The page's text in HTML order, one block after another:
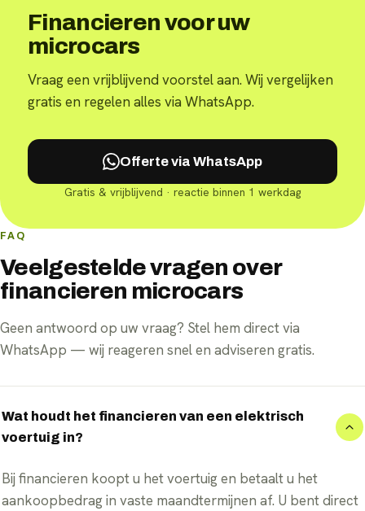
Financieren voor uw
microcars
Vraag een vrijblijvend voorstel aan. Wij vergelijken
gratis en regelen alles via WhatsApp.
Offerte via WhatsApp
Gratis & vrijblijvend · reactie binnen 1 werkdag
FAQ
Veelgestelde vragen over
financieren microcars
Geen antwoord op uw vraag? Stel hem direct via
WhatsApp — wij reageren snel en adviseren gratis.
Wat houdt het financieren van een elektrisch
voertuig in?
Bij financieren koopt u het voertuig en betaalt u het
aankoopbedrag in vaste maandtermijnen af. U bent direct